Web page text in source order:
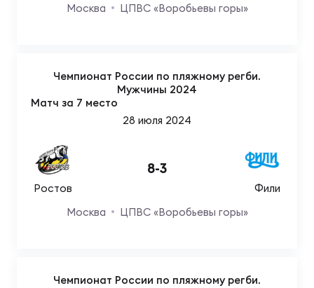
Москва
ЦПВС «Воробьевы горы»
Чемпионат России по пляжному регби.
Мужчины 2024
Матч за 7 место
28 июля 2024
Ростов
8-3
Фили
Москва
ЦПВС «Воробьевы горы»
Чемпионат России по пляжному регби.